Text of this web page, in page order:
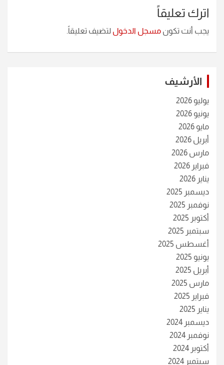
اترك تعليقاً
يجب أنت تكون مسجل الدخول لتضيف تعليقاً.
الأرشيف
يوليو 2026
يونيو 2026
مايو 2026
أبريل 2026
مارس 2026
فبراير 2026
يناير 2026
ديسمبر 2025
نوفمبر 2025
أكتوبر 2025
سبتمبر 2025
أغسطس 2025
يونيو 2025
أبريل 2025
مارس 2025
فبراير 2025
يناير 2025
ديسمبر 2024
نوفمبر 2024
أكتوبر 2024
سبتمبر 2024